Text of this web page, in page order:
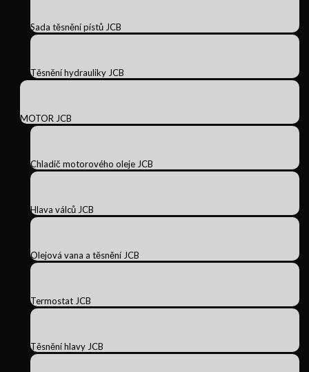
Sada těsnění pístů JCB
Těsnění hydrauliky JCB
MOTOR JCB
Chladič motorového oleje JCB
Hlava válců JCB
Olejová vana a těsnění JCB
Termostat JCB
Těsnění hlavy JCB